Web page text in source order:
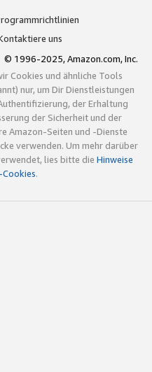
uns
© 1996-2025, Amazon.com, Inc.
Cookies und ähnliche Tools
nur, um Dir Dienstleistungen
der Erhaltung
der Sicherheit und der
Amazon-Seiten und -Dienste
verwenden. Um mehr darüber
lies bitte die Hinweise
.